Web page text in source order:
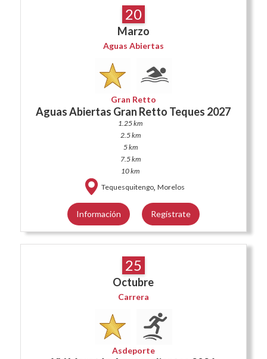
20
Marzo
Aguas Abiertas
Gran Retto
Aguas Abiertas Gran Retto Teques 2027
1.25 km
2.5 km
5 km
7.5 km
10 km
Tequesquitengo, Morelos
Información Regístrate
25
Octubre
Carrera
Asdeporte